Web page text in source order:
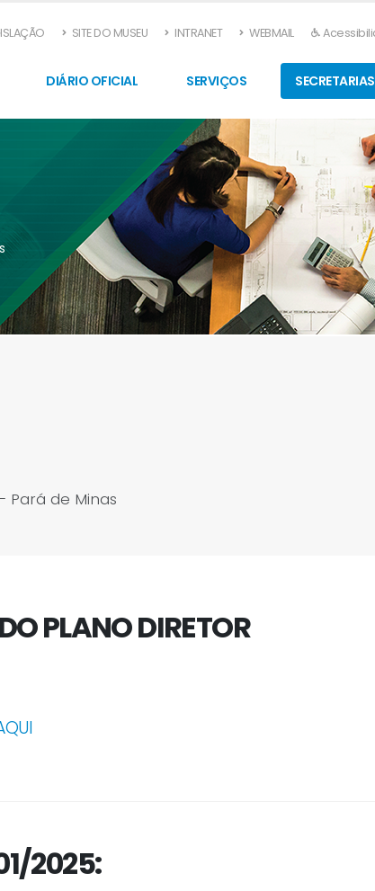
SITE DO MUSEU INTRANET WEBMAIL
DIÁRIO OFICIAL SERVIÇOS SECRETARIAS
Pará de Minas
PLANO DIRETOR
2025: